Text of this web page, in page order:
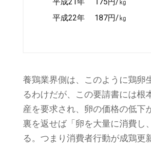
平成22年 187円/㎏
養鶏業界側は、このように鶏卵
るわけだが、この要請書には根
産を要求され、卵の価格の低下
裏を返せば「卵を大量に消費し
る。つまり消費者行動が成鶏更